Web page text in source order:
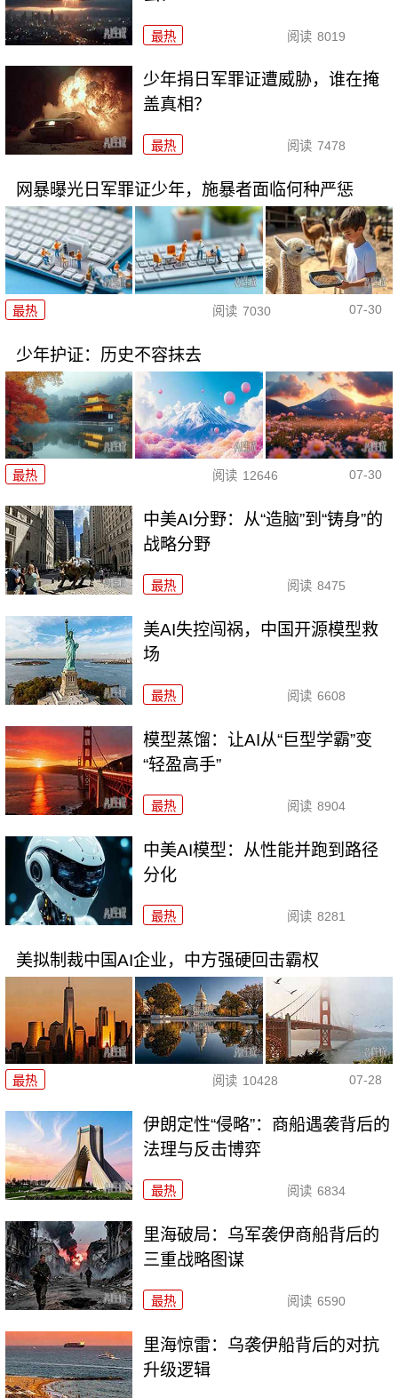
最热 阅读 8019
少年捐日军罪证遭威胁，谁在掩
盖真相？
最热 阅读 7478
网暴曝光日军罪证少年，施暴者面临何种严惩
最热 阅读 7030 07-30
少年护证：历史不容抹去
最热 阅读 12646 07-30
中美AI分野：从“造脑”到“铸身”的
战略分野
最热 阅读 8475
美AI失控闯祸，中国开源模型救
场
最热 阅读 6608
模型蒸馏：让AI从“巨型学霸”变
“轻盈高手”
最热 阅读 8904
中美AI模型：从性能并跑到路径
分化
最热 阅读 8281
美拟制裁中国AI企业，中方强硬回击霸权
最热 阅读 10428 07-28
伊朗定性“侵略”：商船遇袭背后的
法理与反击博弈
最热 阅读 6834
里海破局：乌军袭伊商船背后的
三重战略图谋
最热 阅读 6590
里海惊雷：乌袭伊船背后的对抗
升级逻辑